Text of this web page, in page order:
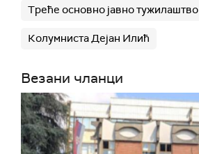
Треће основно јавно тужилаштво
Колумниста Дејан Илић
Везани чланци